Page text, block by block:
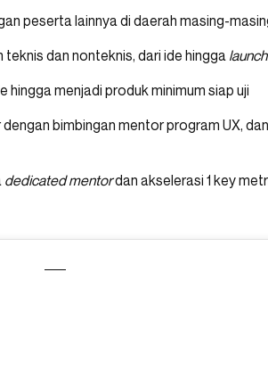
peserta lainnya di daerah masing-
dan nonteknis, dari ide hingga
menjadi produk minimum siap uji
bimbingan mentor program UX,
dedicated mentordan akselerasi 1 key